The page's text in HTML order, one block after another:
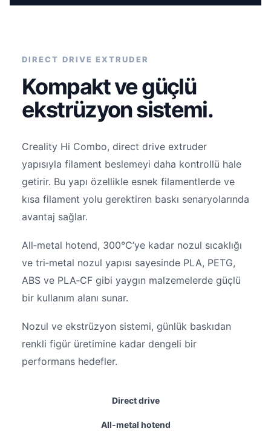
DIRECT DRIVE EXTRUDER
Kompakt ve güçlü
ekstrüzyon sistemi.
Creality Hi Combo, direct drive extruder
yapısıyla filament beslemeyi daha kontrollü hale
getirir. Bu yapı özellikle esnek filamentlerde ve
kısa filament yolu gerektiren baskı senaryolarında
avantaj sağlar.
All‑metal hotend, 300°C’ye kadar nozul sıcaklığı
ve tri‑metal nozul yapısı sayesinde PLA, PETG,
ABS ve PLA‑CF gibi yaygın malzemelerde güçlü
bir kullanım alanı sunar.
Nozul ve ekstrüzyon sistemi, günlük baskıdan
renkli figür üretimine kadar dengeli bir
performans hedefler.
Direct drive
All‑metal hotend